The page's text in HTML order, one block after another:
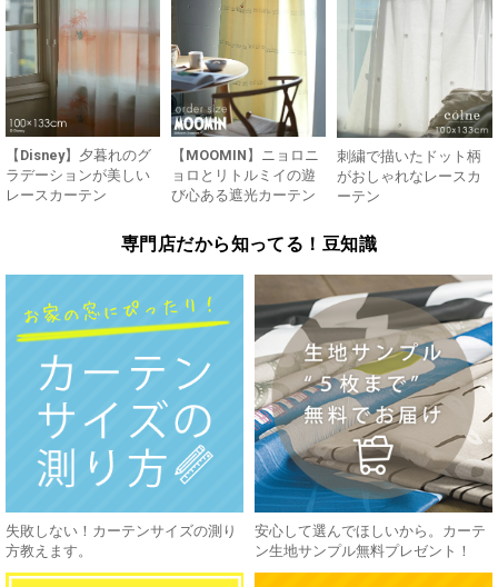
【Disney】夕暮れのグ
ラデーションが美しい
レースカーテン
【MOOMIN】ニョロニ
ョロとリトルミイの遊
び心ある遮光カーテン
刺繍で描いたドット柄
がおしゃれなレースカ
ーテン
専門店だから知ってる！豆知識
失敗しない！カーテンサイズの測り
方教えます。
安心して選んでほしいから。カーテ
ン生地サンプル無料プレゼント！